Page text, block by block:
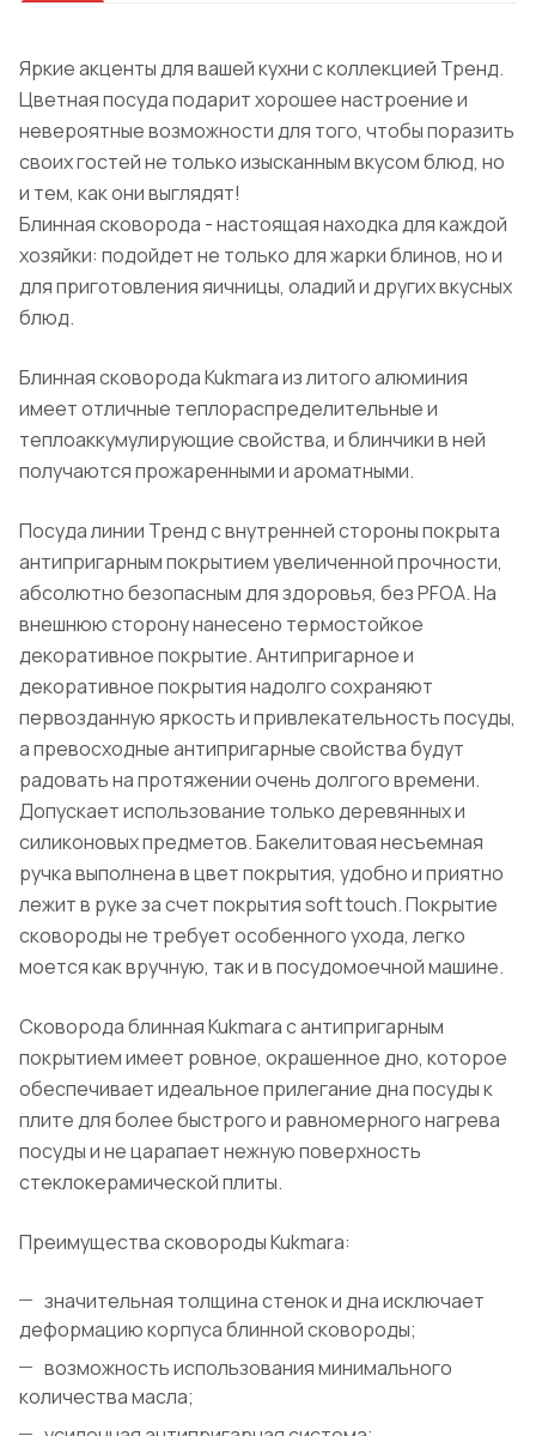
Яркие акценты для вашей кухни с коллекцией Тренд.
Цветная посуда подарит хорошее настроение и
невероятные возможности для того, чтобы поразить
своих гостей не только изысканным вкусом блюд, но
и тем, как они выглядят!
Блинная сковорода - настоящая находка для каждой
хозяйки: подойдет не только для жарки блинов, но и
для приготовления яичницы, оладий и других вкусных
блюд.
Блинная сковорода Kukmara из литого алюминия
имеет отличные теплораспределительные и
теплоаккумулирующие свойства, и блинчики в ней
получаются прожаренными и ароматными.
Посуда линии Тренд с внутренней стороны покрыта
антипригарным покрытием увеличенной прочности,
абсолютно безопасным для здоровья, без PFOA. На
внешнюю сторону нанесено термостойкое
декоративное покрытие. Антипригарное и
декоративное покрытия надолго сохраняют
первозданную яркость и привлекательность посуды,
а превосходные антипригарные свойства будут
радовать на протяжении очень долгого времени.
Допускает использование только деревянных и
силиконовых предметов. Бакелитовая несъемная
ручка выполнена в цвет покрытия, удобно и приятно
лежит в руке за счет покрытия soft touch. Покрытие
сковороды не требует особенного ухода, легко
моется как вручную, так и в посудомоечной машине.
Сковорода блинная Kukmara с антипригарным
покрытием имеет ровное, окрашенное дно, которое
обеспечивает идеальное прилегание дна посуды к
плите для более быстрого и равномерного нагрева
посуды и не царапает нежную поверхность
стеклокерамической плиты.
Преимущества сковороды Kukmara:
значительная толщина стенок и дна исключает
деформацию корпуса блинной сковороды;
возможность использования минимального
количества масла;